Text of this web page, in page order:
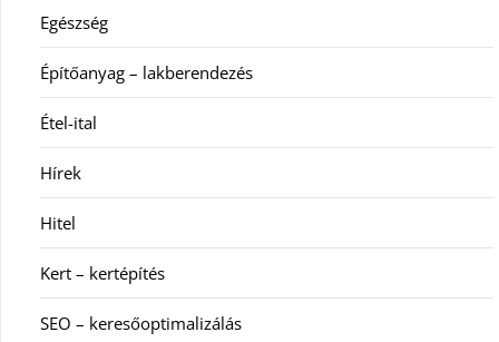
Egészség
Építőanyag – lakberendezés
Étel-ital
Hírek
Hitel
Kert – kertépítés
SEO – keresőoptimalizálás